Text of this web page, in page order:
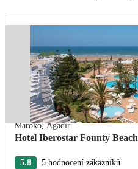
Maroko,Agadir
Hotel Iberostar Founty Beach
5.8
5 hodnocení zákazníků